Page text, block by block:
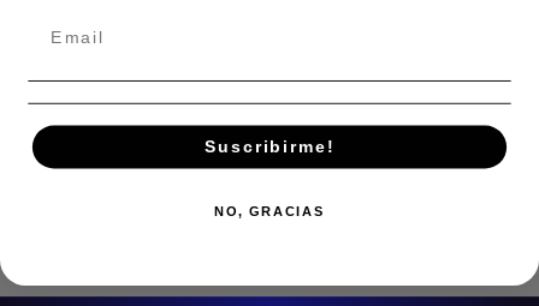
Suscribirme!
NO, GRACIAS